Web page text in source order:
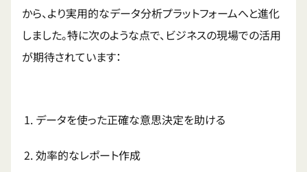
から、より実用的なデータ分析プラットフォームへと進化
しました。特に次のような点で、ビジネスの現場での活用
が期待されています：
データを使った正確な意思決定を助ける
効率的なレポート作成